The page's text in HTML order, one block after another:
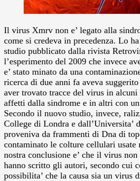
Il virus Xmrv non e’ legato alla
come si credeva in precedenza. Lo
studio pubblicato dalla rivista
l’esperimento del 2009 che invece
e’ stato minato da una
ricerca di due anni fa aveva
aver trovato tracce del virus in
affetti dalla sindrome e in altri con
Secondo il nuovo studio, invece,
College di Londra e dall’Universita’
proveniva da frammenti di Dna di
contaminato le colture cellulari usate
nostra conclusione e’ che il virus non
hanno scritto gli autori, secondo cui
possibilita’ che la causa sia un virus